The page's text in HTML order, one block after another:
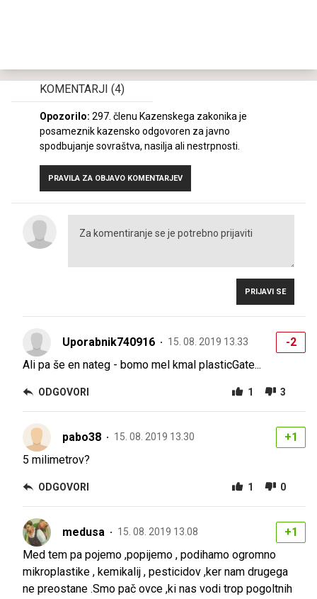
KOMENTARJI (4)
Opozorilo: 297. členu Kazenskega zakonika je
posameznik kazensko odgovoren za javno
spodbujanje sovraštva, nasilja ali nestrpnosti.
PRAVILA ZA OBJAVO KOMENTARJEV
PRIJAVI SE
Uporabnik740916 15. 08. 2019 13.33
-2
Ali pa še en nateg - bomo mel kmal plasticGate...
ODGOVORI 1 3
pabo38 15. 08. 2019 13.30
+1
5 milimetrov?
ODGOVORI 1 0
medusa 15. 08. 2019 13.08
+1
Med tem pa pojemo ,popijemo , podihamo ogromno
mikroplastike , kemikalij , pesticidov ,ker nam drugega
ne preostane .Smo pač ovce ,ki nas vodi trop pogoltnih